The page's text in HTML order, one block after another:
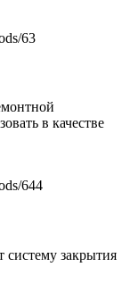
63
в качестве
644
систему закрытия